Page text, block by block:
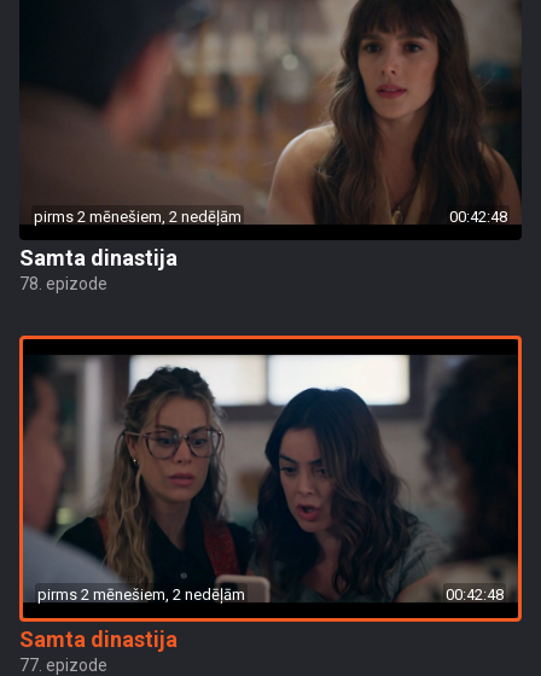
pirms 2 mēnešiem, 2 nedēļām 00:42:48
Samta dinastija
78. epizode
pirms 2 mēnešiem, 2 nedēļām 00:42:48
Samta dinastija
77. epizode